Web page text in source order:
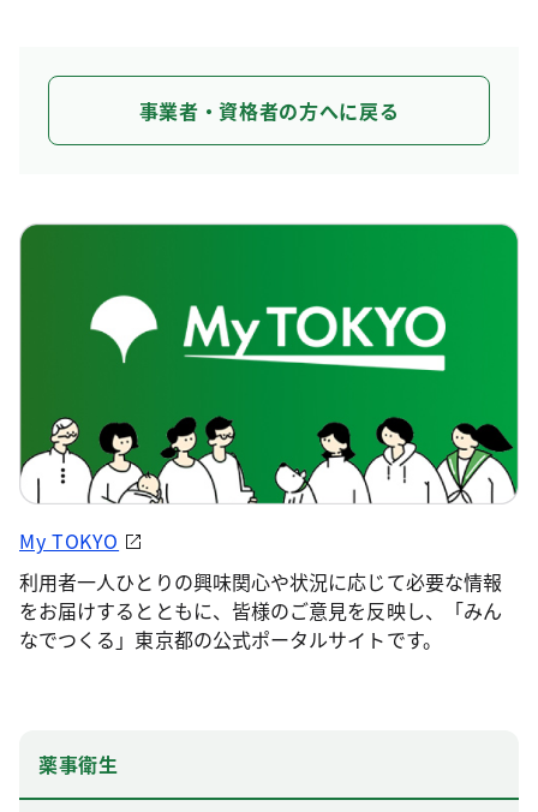
事業者・資格者の方へに戻る
My TOKYO
利用者一人ひとりの興味関心や状況に応じて必要な情報
をお届けするとともに、皆様のご意見を反映し、「みん
なでつくる」東京都の公式ポータルサイトです。
薬事衛生